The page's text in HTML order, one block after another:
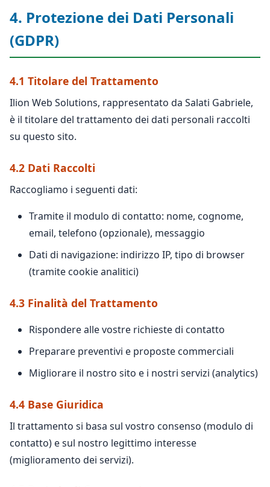
4. Protezione dei Dati Personali
(GDPR)
4.1 Titolare del Trattamento
Ilion Web Solutions, rappresentato da Salati Gabriele,
è il titolare del trattamento dei dati personali raccolti
su questo sito.
4.2 Dati Raccolti
Raccogliamo i seguenti dati:
Tramite il modulo di contatto: nome, cognome,
email, telefono (opzionale), messaggio
Dati di navigazione: indirizzo IP, tipo di browser
(tramite cookie analitici)
4.3 Finalità del Trattamento
Rispondere alle vostre richieste di contatto
Preparare preventivi e proposte commerciali
Migliorare il nostro sito e i nostri servizi (analytics)
4.4 Base Giuridica
Il trattamento si basa sul vostro consenso (modulo di
contatto) e sul nostro legittimo interesse
(miglioramento dei servizi).